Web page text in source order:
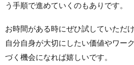
う手順で進めていくのもありです。
お時間がある時にぜひ試していただ
自分自身が大切にしたい価値やワー
づく機会になれば嬉しいです。